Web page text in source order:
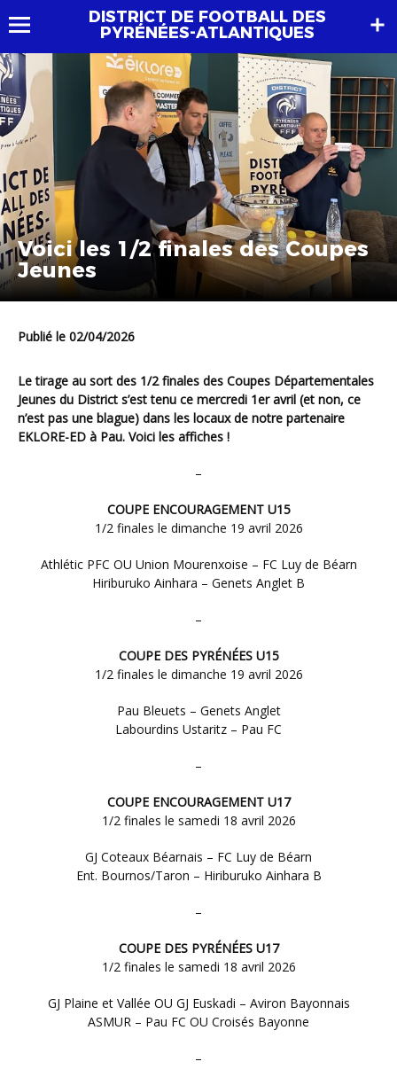
DISTRICT DE FOOTBALL DES
PYRÉNÉES-ATLANTIQUES
Voici les 1/2 finales des Coupes
Jeunes
Publié le 02/04/2026
Le tirage au sort des 1/2 finales des Coupes Départementales
Jeunes du District s’est tenu ce mercredi 1er avril (et non, ce
n’est pas une blague) dans les locaux de notre partenaire
EKLORE-ED à Pau. Voici les affiches !
–
COUPE ENCOURAGEMENT U15
1/2 finales le dimanche 19 avril 2026
Athlétic PFC OU Union Mourenxoise – FC Luy de Béarn
Hiriburuko Ainhara – Genets Anglet B
–
COUPE DES PYRÉNÉES U15
1/2 finales le dimanche 19 avril 2026
Pau Bleuets – Genets Anglet
Labourdins Ustaritz – Pau FC
–
COUPE ENCOURAGEMENT U17
1/2 finales le samedi 18 avril 2026
GJ Coteaux Béarnais – FC Luy de Béarn
Ent. Bournos/Taron – Hiriburuko Ainhara B
–
COUPE DES PYRÉNÉES U17
1/2 finales le samedi 18 avril 2026
GJ Plaine et Vallée OU GJ Euskadi – Aviron Bayonnais
ASMUR – Pau FC OU Croisés Bayonne
–